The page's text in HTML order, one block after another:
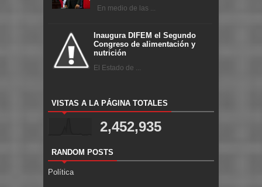
En medio de las ...
Inaugura DIFEM el Segundo
Congreso de alimentación y
nutrición
El Estado de ...
VISTAS A LA PÁGINA TOTALES
2,452,935
RANDOM POSTS
Política